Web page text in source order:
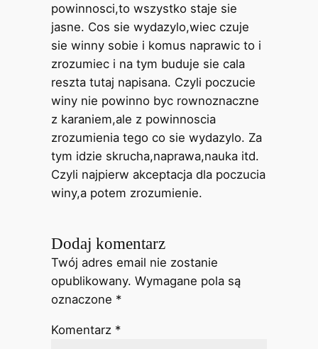
powinnosci,to wszystko staje sie
jasne. Cos sie wydazylo,wiec czuje
sie winny sobie i komus naprawic to i
zrozumiec i na tym buduje sie cala
reszta tutaj napisana. Czyli poczucie
winy nie powinno byc rownoznaczne
z karaniem,ale z powinnoscia
zrozumienia tego co sie wydazylo. Za
tym idzie skrucha,naprawa,nauka itd.
Czyli najpierw akceptacja dla poczucia
winy,a potem zrozumienie.
Dodaj komentarz
Twój adres email nie zostanie
opublikowany. Wymagane pola są
oznaczone *
Komentarz *